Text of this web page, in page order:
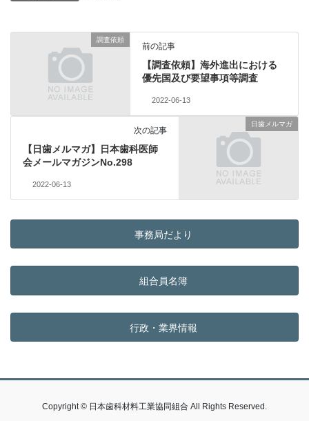
調査依頼
前の記事
【調査依頼】海外進出における
優先国及び要望事項等調査
2022-06-13
日歯メルマガ
次の記事
【日歯メルマガ】日本歯科医師
会メールマガジンNo.298
2022-06-13
事務局だより
組合員名簿
行政・業界情報
Copyright © 日本歯科材料工業協同組合 All Rights Reserved.